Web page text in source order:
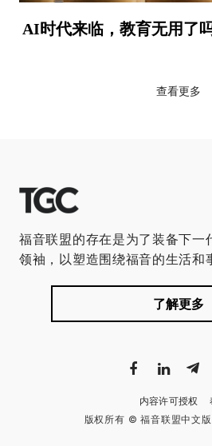
AI时代来临，教育无用了
查看更多
福音联盟的存在是为了装备下一
领袖，以塑造围绕福音的生活和
了解更多
内容许可授权
版权所有 © 福音联盟中文